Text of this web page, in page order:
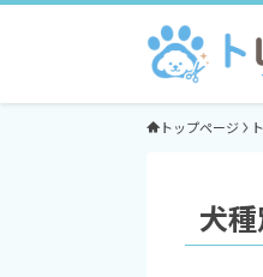
トップページ
犬